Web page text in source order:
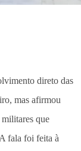
direto das
mas afirmou
que
fala foi feita à